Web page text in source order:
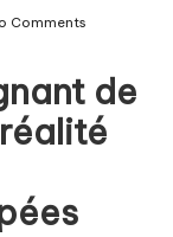
Comments
de